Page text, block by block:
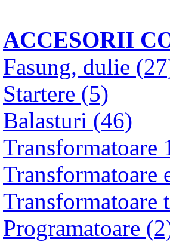
ACCESORII
Fasung, dulie
Startere (5)
Balasturi (46)
Transformatoare
Transformatoare
Transformatoare
Programatoare